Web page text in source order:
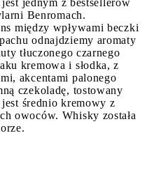
jednym z bestsellerów
Benromach.
między wpływami beczki
odnajdziemy aromaty
tłuczonego czarnego
kremowa i słodka, z
akcentami palonego
czekoladę, tostowany
średnio kremowy z
owoców. Whisky została